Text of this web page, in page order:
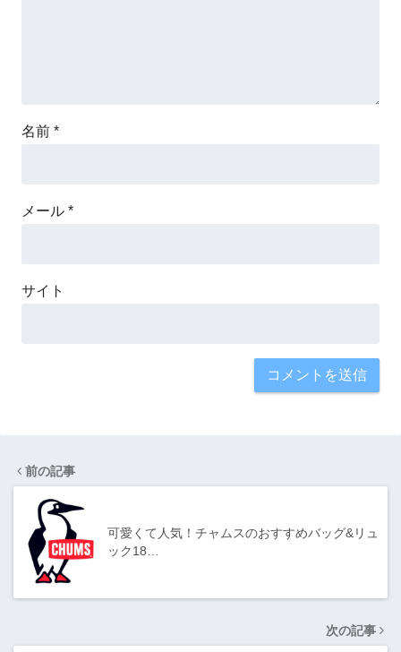
名前 *
メール *
サイト
前の記事
可愛くて人気！チャムスのおすすめバッグ&リュ
ック18…
次の記事